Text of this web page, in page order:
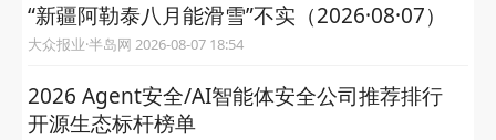
“新疆阿勒泰八月能滑雪”不实（2026·08·07）
大众报业·半岛网 2026-08-07 18:54
2026 Agent安全/AI智能体安全公司推荐排行
开源生态标杆榜单